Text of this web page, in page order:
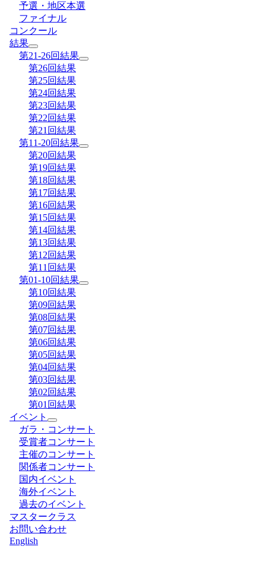
予選・地区本選
ファイナル
コンクール
結果
第21-26回結果
第26回結果
第25回結果
第24回結果
第23回結果
第22回結果
第21回結果
第11-20回結果
第20回結果
第19回結果
第18回結果
第17回結果
第16回結果
第15回結果
第14回結果
第13回結果
第12回結果
第11回結果
第01-10回結果
第10回結果
第09回結果
第08回結果
第07回結果
第06回結果
第05回結果
第04回結果
第03回結果
第02回結果
第01回結果
イベント
ガラ・コンサート
受賞者コンサート
主催のコンサート
関係者コンサート
国内イベント
海外イベント
過去のイベント
マスタークラス
お問い合わせ
English